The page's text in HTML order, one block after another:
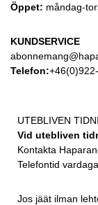
Öppet: måndag-
KUNDSERVICE
Telefon:
UTEBLIVEN
Vid utebliven
Kontakta
Telefontid
Jos jäät ilman